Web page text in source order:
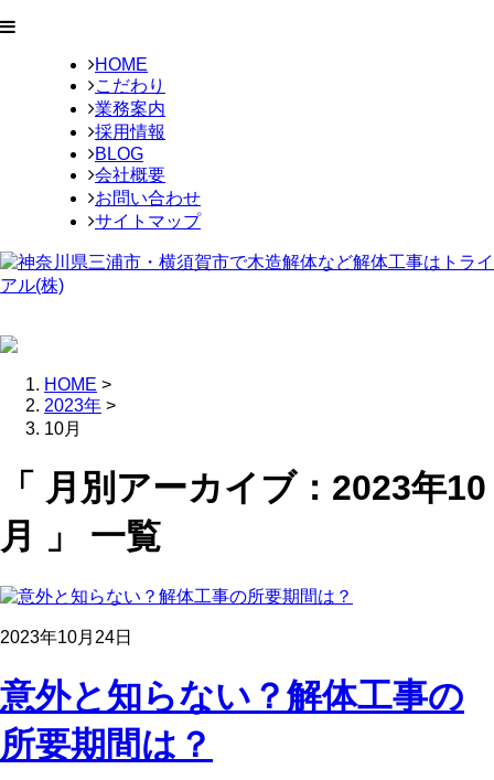
HOME
こだわり
業務案内
採用情報
BLOG
会社概要
お問い合わせ
サイトマップ
HOME >
2023年 >
10月
「 月別アーカイブ：2023年10
月 」 一覧
2023年10月24日
意外と知らない？解体工事の
所要期間は？